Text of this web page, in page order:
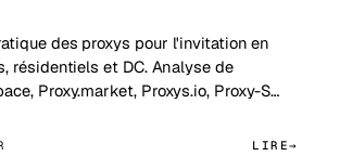
des proxys pour l'invitation en
résidentiels et DC. Analyse de
Proxy.market, Proxys.io, Proxy-S…
LIRE